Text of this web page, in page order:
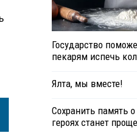
Государство
пекарям испечь
Ялта, мы вместе!
Сохранить память
героях станет проще